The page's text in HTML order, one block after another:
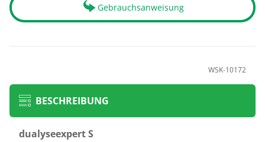
Gebrauchsanweisung
WSK-10172
BESCHREIBUNG
dualyseexpert S